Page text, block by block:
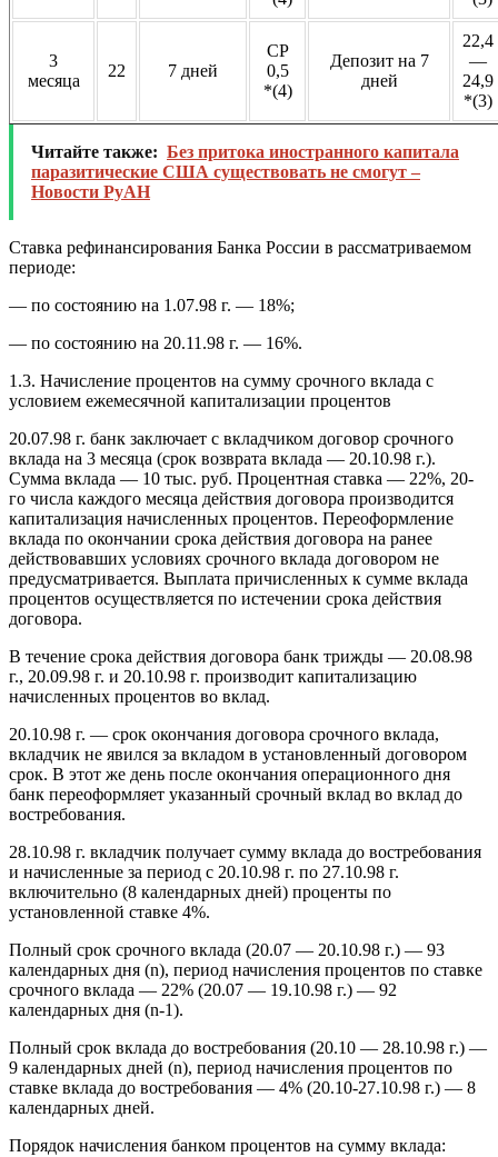
3
месяца
22 7 дней
СР
0,5
*(4)
Депозит на 7
дней
22,4
—
24,9
*(3)
Читайте также: Без притока иностранного капитала
паразитические США существовать не смогут –
Новости РуАН
Ставка рефинансирования Банка России в рассматриваемом
периоде:
— по состоянию на 1.07.98 г. — 18%;
— по состоянию на 20.11.98 г. — 16%.
1.3. Начисление процентов на сумму срочного вклада с
условием ежемесячной капитализации процентов
20.07.98 г. банк заключает с вкладчиком договор срочного
вклада на 3 месяца (срок возврата вклада — 20.10.98 г.).
Сумма вклада — 10 тыс. руб. Процентная ставка — 22%, 20-
го числа каждого месяца действия договора производится
капитализация начисленных процентов. Переоформление
вклада по окончании срока действия договора на ранее
действовавших условиях срочного вклада договором не
предусматривается. Выплата причисленных к сумме вклада
процентов осуществляется по истечении срока действия
договора.
В течение срока действия договора банк трижды — 20.08.98
г., 20.09.98 г. и 20.10.98 г. производит капитализацию
начисленных процентов во вклад.
20.10.98 г. — срок окончания договора срочного вклада,
вкладчик не явился за вкладом в установленный договором
срок. В этот же день после окончания операционного дня
банк переоформляет указанный срочный вклад во вклад до
востребования.
28.10.98 г. вкладчик получает сумму вклада до востребования
и начисленные за период с 20.10.98 г. по 27.10.98 г.
включительно (8 календарных дней) проценты по
установленной ставке 4%.
Полный срок срочного вклада (20.07 — 20.10.98 г.) — 93
календарных дня (n), период начисления процентов по ставке
срочного вклада — 22% (20.07 — 19.10.98 г.) — 92
календарных дня (n-1).
Полный срок вклада до востребования (20.10 — 28.10.98 г.) —
9 календарных дней (n), период начисления процентов по
ставке вклада до востребования — 4% (20.10-27.10.98 г.) — 8
календарных дней.
Порядок начисления банком процентов на сумму вклада: